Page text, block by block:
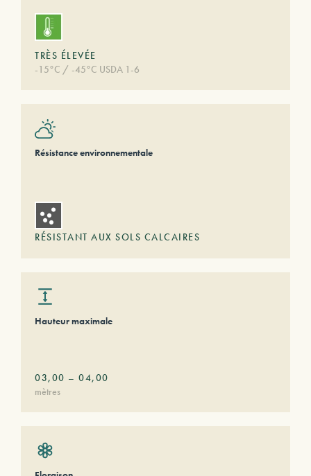
TRÈS ÉLEVÉE
-15°C / -45°C USDA 1-6
Résistance environnementale
RÉSISTANT AUX SOLS CALCAIRES
Hauteur maximale
03,00 – 04,00
mètres